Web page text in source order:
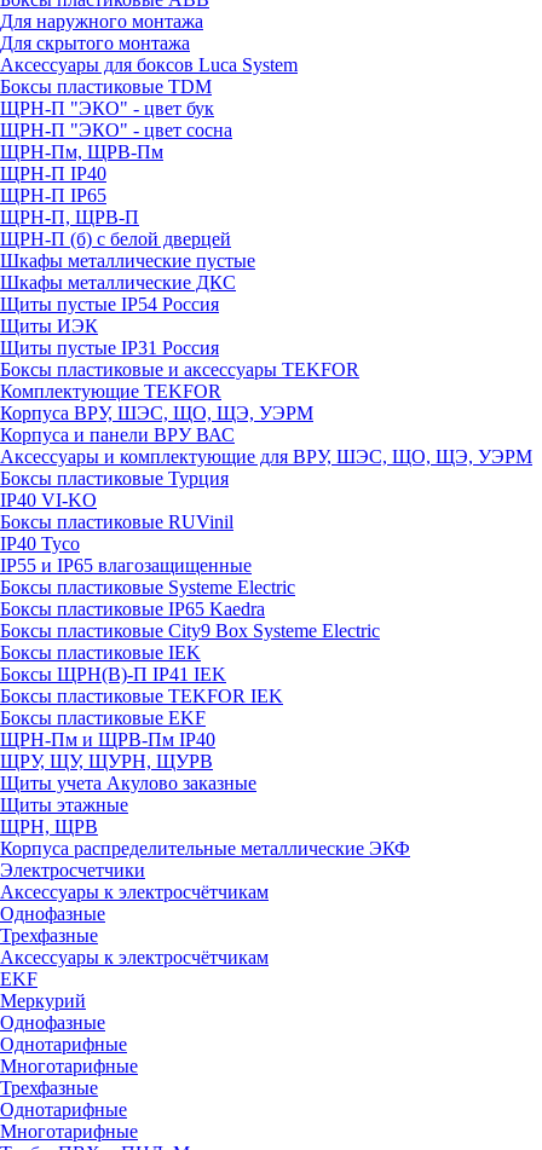
Для наружного монтажа
Для скрытого монтажа
Аксессуары для боксов Luca System
Боксы пластиковые TDM
ЩРН-П "ЭКО" - цвет бук
ЩРН-П "ЭКО" - цвет сосна
ЩРН-Пм, ЩРВ-Пм
ЩРН-П IP40
ЩРН-П IP65
ЩРН-П, ЩРВ-П
ЩРН-П (б) с белой дверцей
Шкафы металлические пустые
Шкафы металлические ДКС
Щиты пустые IP54 Россия
Щиты ИЭК
Щиты пустые IP31 Россия
Боксы пластиковые и аксессуары TEKFOR
Комплектующие TEKFOR
Корпуса ВРУ, ШЭС, ЩО, ЩЭ, УЭРМ
Корпуса и панели ВРУ ВАС
Аксессуары и комплектующие для ВРУ, ШЭС, ЩО, ЩЭ, УЭРМ
Боксы пластиковые Турция
IP40 VI-KO
Боксы пластиковые RUVinil
IP40 Тусо
IP55 и IP65 влагозащищенные
Боксы пластиковые Systeme Electric
Боксы пластиковые IP65 Kaedra
Боксы пластиковые City9 Box Systeme Electric
Боксы пластиковые IEK
Боксы ЩРН(В)-П IP41 IEK
Боксы пластиковые TEKFOR IEK
Боксы пластиковые EKF
ЩРН-Пм и ЩРВ-Пм IP40
ЩРУ, ЩУ, ЩУРН, ЩУРВ
Щиты учета Акулово заказные
Щиты этажные
ЩРН, ЩРВ
Корпуса распределительные металлические ЭКФ
Электросчетчики
Аксессуары к электросчётчикам
Однофазные
Трехфазные
Аксессуары к электросчётчикам
EKF
Меркурий
Однофазные
Однотарифные
Многотарифные
Трехфазные
Однотарифные
Многотарифные